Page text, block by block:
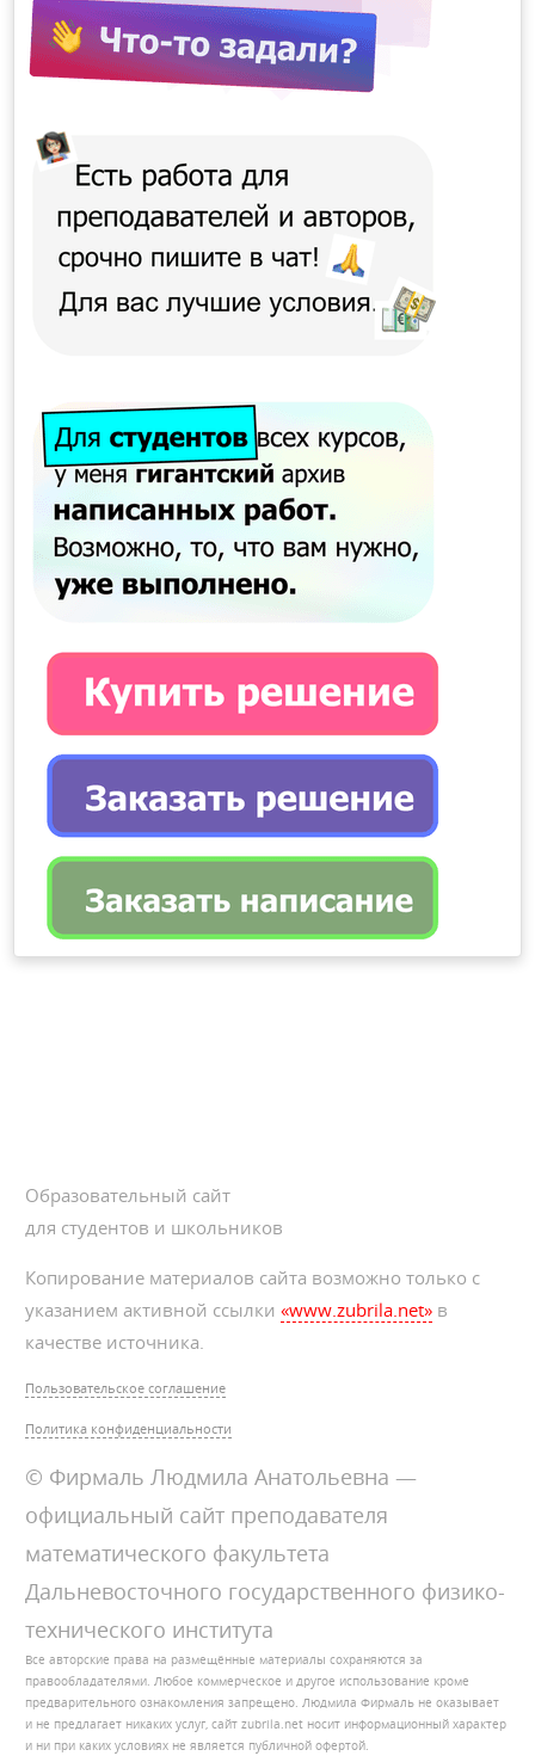
Образовательный сайт
для студентов и школьников
Копирование материалов сайта возможно только с
указанием активной ссылки«www.zubrila.net» в
качестве источника.
Пользовательское соглашение
Политика конфиденциальности
© Фирмаль Людмила Анатольевна —
официальный сайт преподавателя
математического факультета
Дальневосточного государственного физико-
технического института
Все авторские права на размещённые материалы сохраняются за
правообладателями. Любое коммерческое и другое использование кроме
предварительного ознакомления запрещено. Людмила Фирмаль не оказывает
и не предлагает никаких услуг, сайт zubrila.net носит информационный характер
и ни при каких условиях не является публичной офертой.